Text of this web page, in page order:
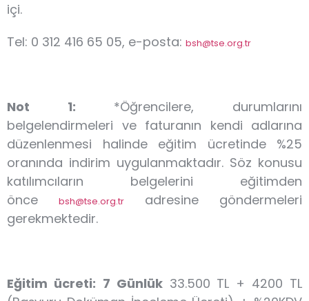
içi.
Tel: 0 312 416 65 05, e-posta: bsh@tse.org.tr
Not 1: *Öğrencilere, durumlarını
belgelendirmeleri ve faturanın kendi adlarına
düzenlenmesi halinde eğitim ücretinde %25
oranında indirim uygulanmaktadır. Söz konusu
katılımcıların belgelerini eğitimden
önce
bsh@tse.org.tr
adresine göndermeleri
gerekmektedir.
Eğitim ücreti: 7 Günlük33.500 TL + 4200 TL